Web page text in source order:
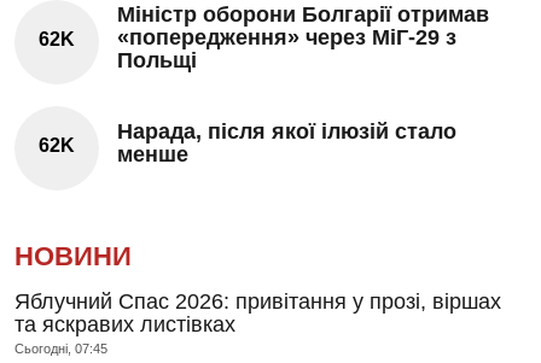
62K
Міністр оборони Болгарії отримав
«попередження» через МіГ-29 з
Польщі
62K
Нарада, після якої ілюзій стало
менше
НОВИНИ
Яблучний Спас 2026: привітання у прозі, віршах
та яскравих листівках
Сьогодні, 07:45